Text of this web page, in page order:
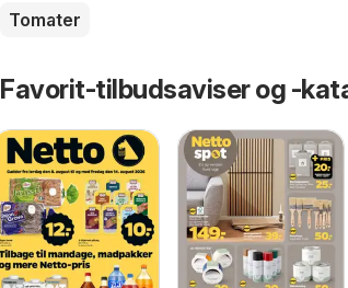
Tomater
Favorit-tilbudsaviser og -